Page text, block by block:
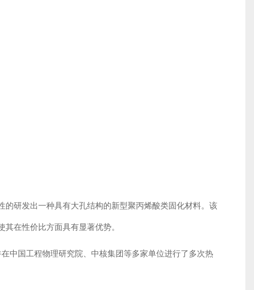
研发出一种具有大孔结构的新型聚丙烯酸类固化材料。该
在性价比方面具有显著优势。
中国工程物理研究院、中核集团等多家单位进行了多次热